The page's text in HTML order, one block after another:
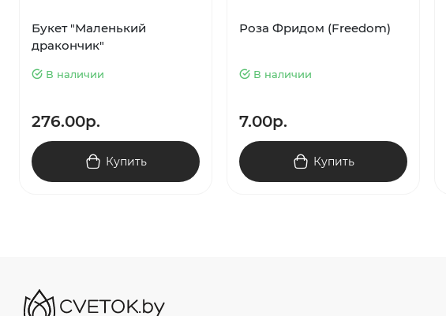
Букет "Маленький
дракончик"
В наличии
276.00р.
Купить
Роза Фридом (Freedom)
В наличии
7.00р.
Купить